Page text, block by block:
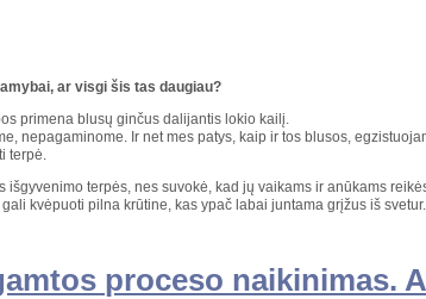
ar visgi šis tas daugiau?
primena blusų ginčus dalijantis lokio kailį.
nepagaminome. Ir net mes patys, kaip ir tos blusos,
terpė.
išgyvenimo terpės, nes suvokė, kad jų vaikams ir anūkams
kvėpuoti pilna krūtine, kas ypač labai juntama grįžus iš svetur.
proceso naikinimas.